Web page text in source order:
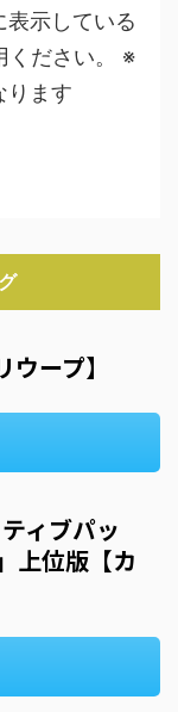
示している
ください。 ※
ります
ープ】
ィブパッ
上位版【カ